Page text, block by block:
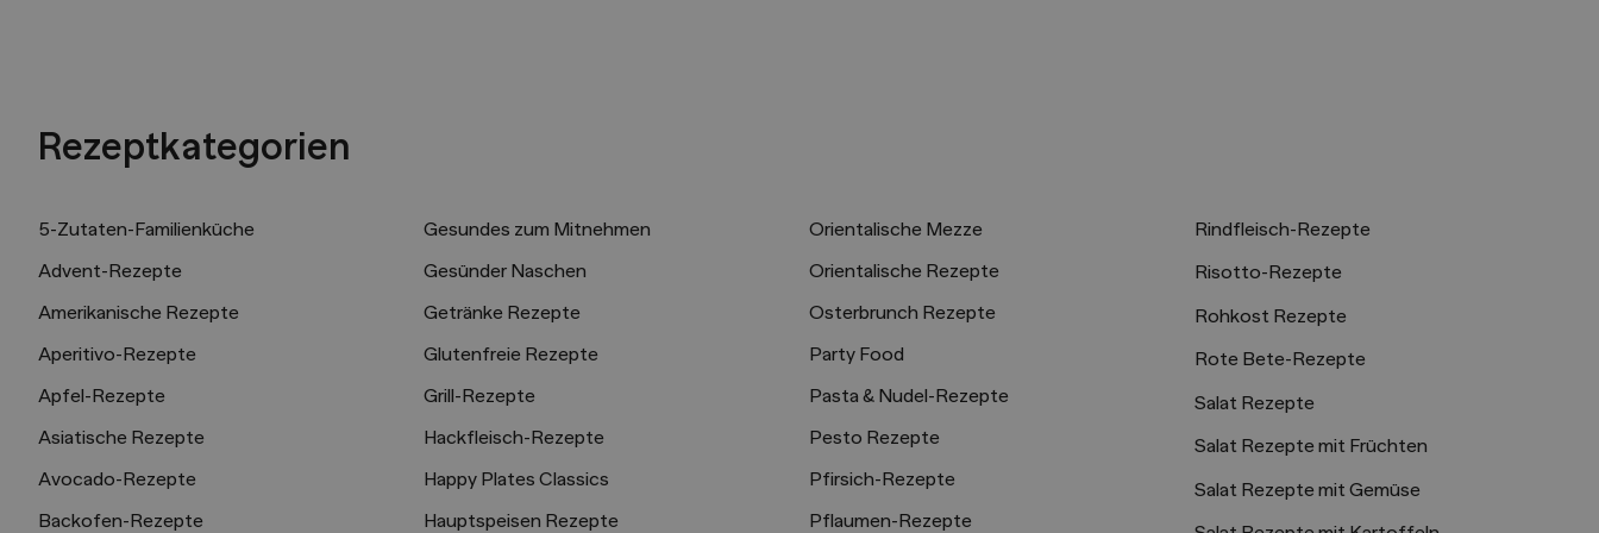
Rezeptkategorien
5-Zutaten-Familienküche
Advent-Rezepte
Amerikanische Rezepte
Aperitivo-Rezepte
Apfel-Rezepte
Asiatische Rezepte
Avocado-Rezepte
Backofen-Rezepte
Gesundes zum Mitnehmen
Gesünder Naschen
Getränke Rezepte
Glutenfreie Rezepte
Grill-Rezepte
Hackfleisch-Rezepte
Happy Plates Classics
Hauptspeisen Rezepte
Orientalische Mezze
Orientalische Rezepte
Osterbrunch Rezepte
Party Food
Pasta & Nudel-Rezepte
Pesto Rezepte
Pfirsich-Rezepte
Pflaumen-Rezepte
Rindfleisch-Rezepte
Risotto-Rezepte
Rohkost Rezepte
Rote Bete-Rezepte
Salat Rezepte
Salat Rezepte mit Früchten
Salat Rezepte mit Gemüse